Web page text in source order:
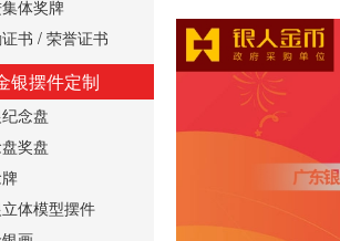
体奖牌
书 / 荣誉证书
银摆件定制
念盘
奖盘
体模型摆件